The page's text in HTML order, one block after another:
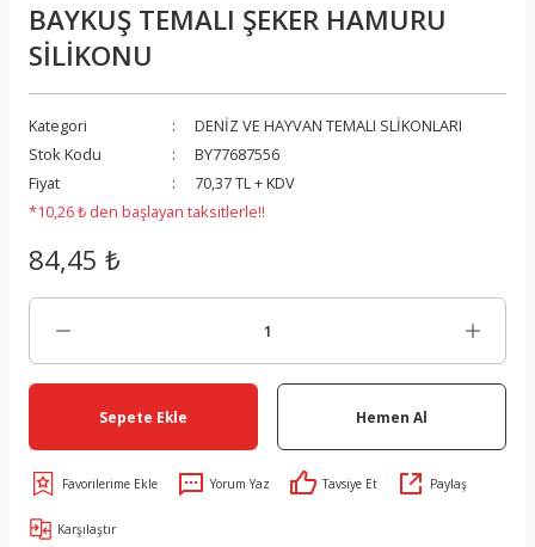
BAYKUŞ TEMALI ŞEKER HAMURU
SİLİKONU
Kategori
DENİZ VE HAYVAN TEMALI SLİKONLARI
Stok Kodu
BY77687556
Fiyat
70,37 TL + KDV
*10,26 ₺ den başlayan taksitlerle!!
84,45 ₺
Sepete Ekle Hemen Al
Yorum Yaz Tavsiye Et Paylaş
Karşılaştır